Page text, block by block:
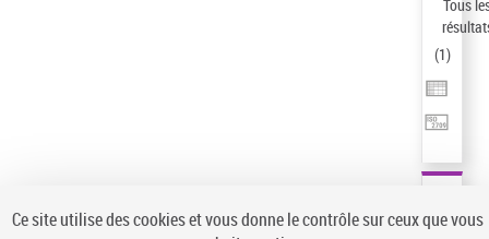
Tous
(1)
Ce site utilise des cookies et vous donne le contrôle sur ceux que vous